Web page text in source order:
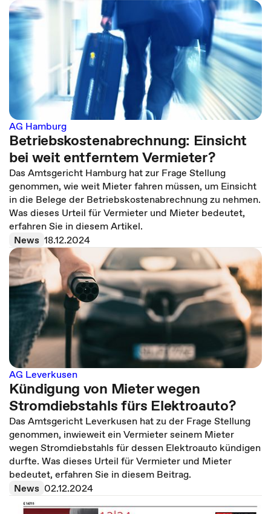
AG Hamburg
Betriebskostenabrechnung: Einsicht
bei weit entferntem Vermieter?
Das Amtsgericht Hamburg hat zur Frage Stellung
genommen, wie weit Mieter fahren müssen, um Einsicht
in die Belege der Betriebskostenabrechnung zu nehmen.
Was dieses Urteil für Vermieter und Mieter bedeutet,
erfahren Sie in diesem Artikel.
News 18.12.2024
AG Leverkusen
Kündigung von Mieter wegen
Stromdiebstahls fürs Elektroauto?
Das Amtsgericht Leverkusen hat zu der Frage Stellung
genommen, inwieweit ein Vermieter seinem Mieter
wegen Stromdiebstahls für dessen Elektroauto kündigen
durfte. Was dieses Urteil für Vermieter und Mieter
bedeutet, erfahren Sie in diesem Beitrag.
News 02.12.2024